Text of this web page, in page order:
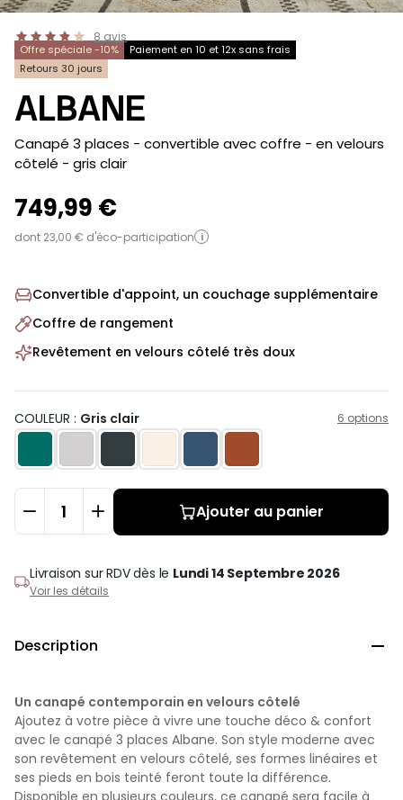
8 avis
Offre spéciale -10%
Paiement en 10 et 12x sans frais
Retours 30 jours
ALBANE
-
Canapé 3 places - convertible avec coffre - en velours
côtelé - gris clair
749,99 €
dont 23,00 € d'éco-participation i
Convertible d'appoint, un couchage supplémentaire
Coffre de rangement
Revêtement en velours côtelé très doux
COULEUR : Gris clair 6 options
Ajouter au panier
Livraison sur RDVdès le Lundi 14 Septembre 2026
Voir les détails
Description 
Un canapé contemporain en velours côtelé
Ajoutez à votre pièce à vivre une touche déco & confort
avec le canapé 3 places Albane. Son style moderne avec
son revêtement en velours côtelé, ses formes linéaires et
ses pieds en bois teinté feront toute la différence.
Disponible en plusieurs couleurs, ce canapé sera facile à